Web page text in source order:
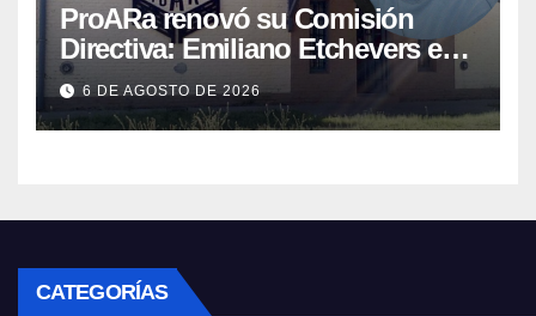
ProARa renovó su Comisión
Directiva: Emiliano Etchevers es
el nuevo Presidente de la entidad
6 DE AGOSTO DE 2026
CATEGORÍAS